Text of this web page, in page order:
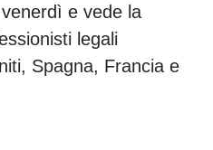
e vede la
legali
Spagna, Francia e